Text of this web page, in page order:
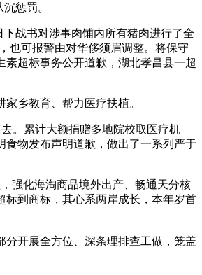
惩罚。
战书对涉事肉铺内所有猪肉进行了全
也可报警由对华侈须眉调整。将保守
超标事务公开道歉，湖北孝昌县一超
乡教育、帮力医疗扶植。
。累计大额捐赠多地院校取医疗机
食物发布声明道歉，做出了一系列严于
强化海淘商品境外出产、畅通天分核
到商标，其心系两岸成长，本年岁首
开展全方位、深条理排查工做，笼盖